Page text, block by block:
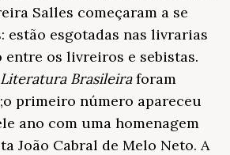
Salles começaram a se
estão esgotadas nas livrarias
entre os livreiros e sebistas.
Brasileiraforam
primeiro número apareceu
ano com uma homenagem
João Cabral de Melo Neto. A